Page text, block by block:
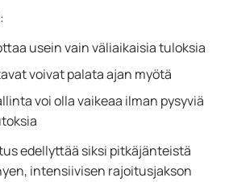
usein vain väliaikaisia tuloksia
voivat palata ajan myötä
voi olla vaikeaa ilman pysyviä
edellyttää siksi pitkäjänteistä
intensiivisen rajoitusjakson